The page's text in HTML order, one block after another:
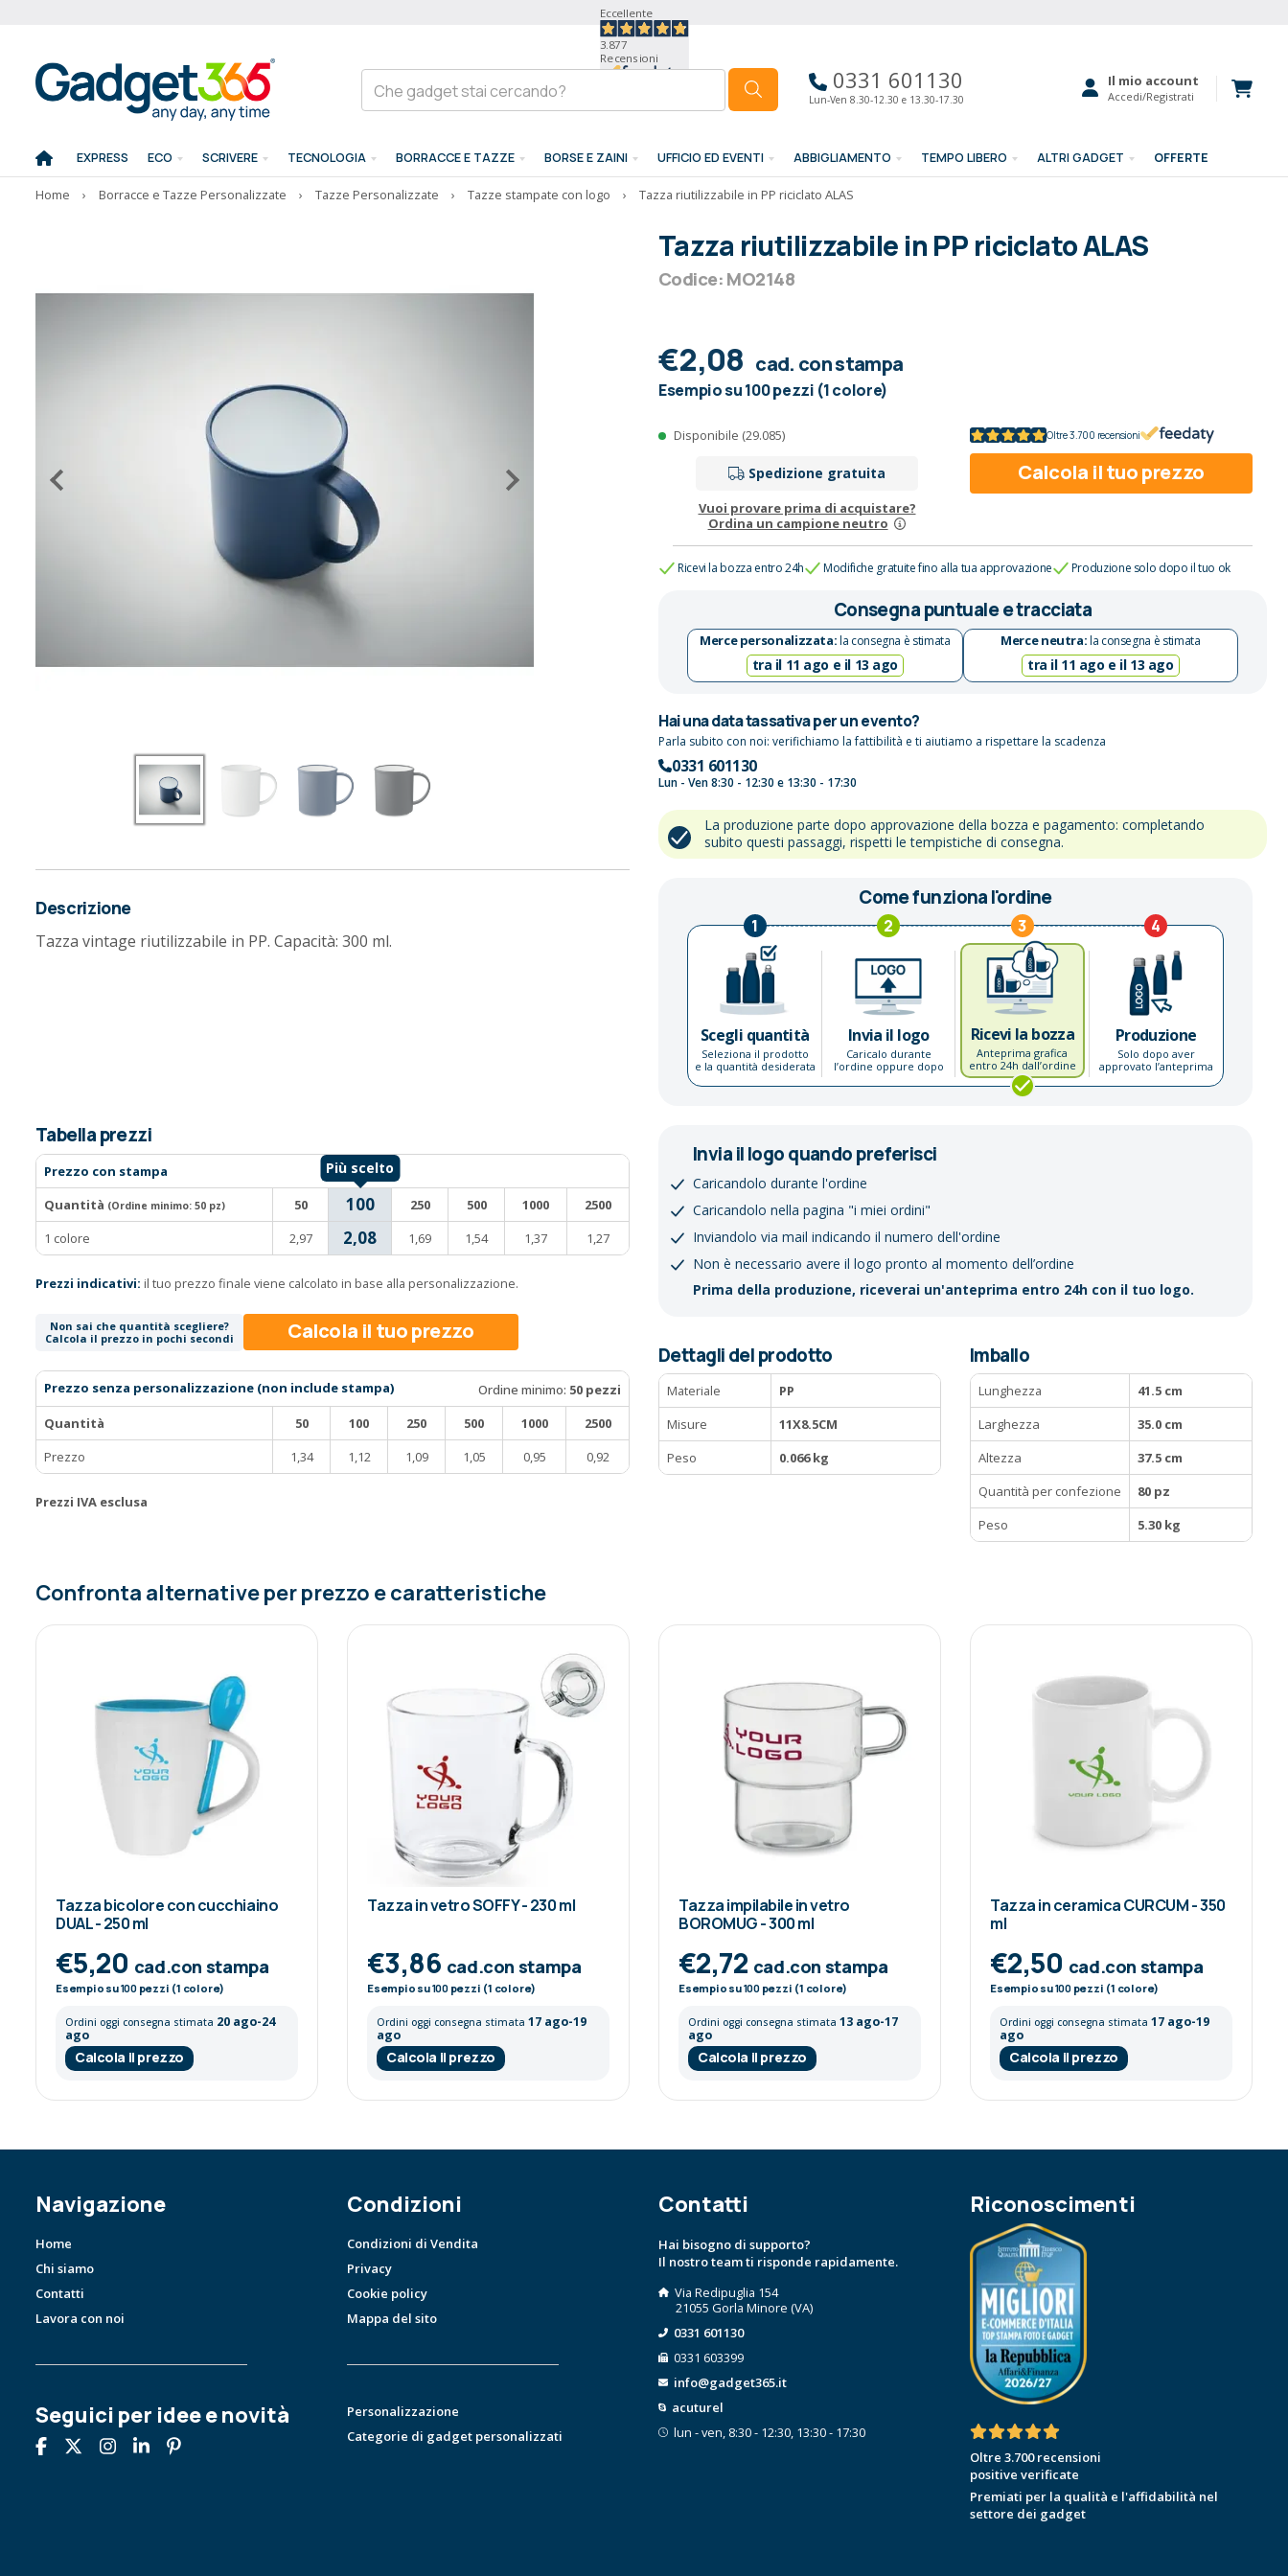
Eccellente
3.877
Recensioni
0331 601130
Lun-Ven 8.30-12.30 e 13.30-17.30
Il mio account
Accedi/Registrati
EXPRESS ECO SCRIVERE TECNOLOGIA BORRACCE E TAZZE BORSE E ZAINI UFFICIO ED EVENTI ABBIGLIAMENTO TEMPO LIBERO ALTRI GADGET OFFERTE
Home › Borracce e Tazze Personalizzate › Tazze Personalizzate › Tazze stampate con logo › Tazza riutilizzabile in PP riciclato ALAS
Descrizione
Tazza vintage riutilizzabile in PP. Capacità: 300 ml.
Tazza riutilizzabile in PP riciclato ALAS
Codice: MO2148
€2,08 cad. con stampa
Esempio su 100 pezzi (1 colore)
Disponibile (29.085)
Spedizione gratuita
Vuoi provare prima di acquistare?
Ordina un campione neutro
Oltre 3.700 recensioni
Calcola il tuo prezzo
Ricevi la bozza entro 24h Modifiche gratuite fino alla tua approvazione Produzione solo dopo il tuo ok
Consegna puntuale e tracciata
Merce personalizzata:la consegna è stimata
tra il 11 ago e il 13 ago
Merce neutra:la consegna è stimata
tra il 11 ago e il 13 ago
Hai una data tassativa per un evento?
Parla subito con noi: verifichiamo la fattibilità e ti aiutiamo a rispettare la scadenza
0331 601130
Lun - Ven 8:30 - 12:30 e 13:30 - 17:30
La produzione parte dopo approvazione della bozza e pagamento: completando
subito questi passaggi, rispetti le tempistiche di consegna.
Come funziona l'ordine
1
Scegli quantità
Seleziona il prodotto
e la quantità desiderata
2
Invia il logo
Caricalo durante
l’ordine oppure dopo
3
Ricevi la bozza
Anteprima grafica
entro 24h dall’ordine
4
Produzione
Solo dopo aver
approvato l’anteprima
Tabella prezzi
Prezzo con stampa
Quantità (Ordine minimo: 50 pz) 50 100 250 500 1000
2500
1 colore
2,97 2,08 1,69 1,54 1,37 1,27
Prezzi indicativi: il tuo prezzo finale viene calcolato in base alla personalizzazione.
Non sai che quantità scegliere?
Calcola il prezzo in pochi secondi
Calcola il tuo prezzo
Prezzo senza personalizzazione (non include stampa) Ordine minimo: 50 pezzi
Quantità
50 100 250 500 1000
2500
Prezzo
1,34 1,12 1,09 1,05 0,95 0,92
Prezzi IVA esclusa
Invia il logo quando preferisci
Caricandolo durante l'ordine
Caricandolo nella pagina "i miei ordini"
Inviandolo via mail indicando il numero dell'ordine
Non è necessario avere il logo pronto al momento dell’ordine
Prima della produzione, riceverai un'anteprima entro 24h con il tuo logo.
Dettagli del prodotto
Materiale
PP
Misure
11X8.5CM
Peso
0.066 kg
Imballo
Lunghezza
41.5 cm
Larghezza
35.0 cm
Altezza
37.5 cm
Quantità per confezione
80 pz
Peso
5.30 kg
Confronta alternative per prezzo e caratteristiche
Tazza bicolore con cucchiaino
DUAL - 250 ml
€5,20 cad.con stampa
Esempio su100pezzi (1 colore)
Ordini oggi consegna stimata 20 ago-24
ago
Calcola il prezzo
Tazza in vetro SOFFY - 230 ml
€3,86 cad.con stampa
Esempio su100pezzi (1 colore)
Ordini oggi consegna stimata 17 ago-19
ago
Calcola il prezzo
Tazza impilabile in vetro
BOROMUG - 300 ml
€2,72 cad.con stampa
Esempio su100pezzi (1 colore)
Ordini oggi consegna stimata 13 ago-17
ago
Calcola il prezzo
Tazza in ceramica CURCUM - 350
ml
€2,50 cad.con stampa
Esempio su100pezzi (1 colore)
Ordini oggi consegna stimata 17 ago-19
ago
Calcola il prezzo
Navigazione
Home
Chi siamo
Contatti
Lavora con noi
Seguici per idee e novità
Condizioni
Condizioni di Vendita
Privacy
Cookie policy
Mappa del sito
Personalizzazione
Categorie di gadget personalizzati
Contatti
Hai bisogno di supporto?
Il nostro team ti risponde rapidamente.
Via Redipuglia 154
21055 Gorla Minore (VA)
0331 601130
0331 603399
info@gadget365.it
acuturel
lun - ven, 8:30 - 12:30, 13:30 - 17:30
Riconoscimenti
Oltre 3.700 recensioni
positive verificate
Premiati per la qualità e l'affidabilità nel
settore dei gadget